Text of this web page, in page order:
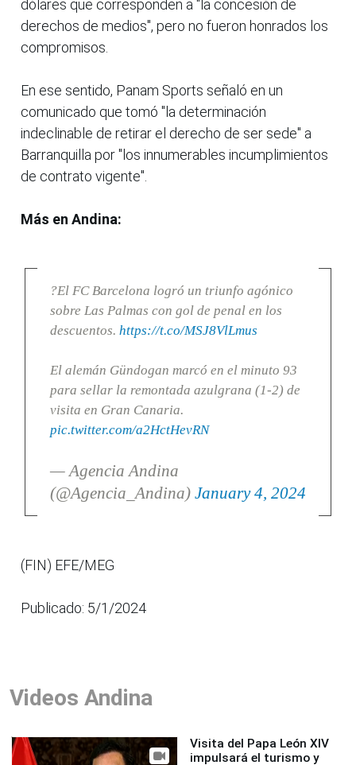
dólares que corresponden a "la concesión de
derechos de medios", pero no fueron honrados los
compromisos.
En ese sentido, Panam Sports señaló en un
comunicado que tomó "la determinación
indeclinable de retirar el derecho de ser sede" a
Barranquilla por "los innumerables incumplimientos
de contrato vigente".
Más en Andina:
?El FC Barcelona logró un triunfo agónico
sobre Las Palmas con gol de penal en los
descuentos. https://t.co/MSJ8VlLmus
El alemán Gündogan marcó en el minuto 93
para sellar la remontada azulgrana (1-2) de
visita en Gran Canaria.
pic.twitter.com/a2HctHevRN
— Agencia Andina
(@Agencia_Andina) January 4, 2024
(FIN) EFE/MEG
Publicado: 5/1/2024
Videos Andina
Visita del Papa León XIV
impulsará el turismo y